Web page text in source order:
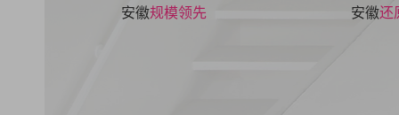
安徽规模领先
安徽还